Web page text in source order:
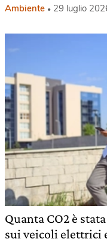
Ambiente 29 luglio
Quanta CO2 è
sui veicoli elettrici